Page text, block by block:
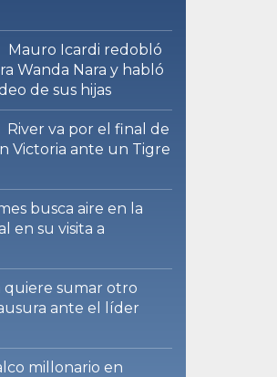
Mauro Icardi redobló
Wanda Nara y habló
de sus hijas
River va por el final de
Victoria ante un Tigre
busca aire en la
en su visita a
quiere sumar otro
ante el líder
millonario en